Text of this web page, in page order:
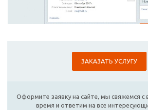
ЗАКАЗАТЬ УСЛУГУ
Оформите заявку на сайте, мы свяжемся с
время и ответим на все